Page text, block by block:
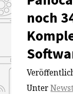
noch
Unter